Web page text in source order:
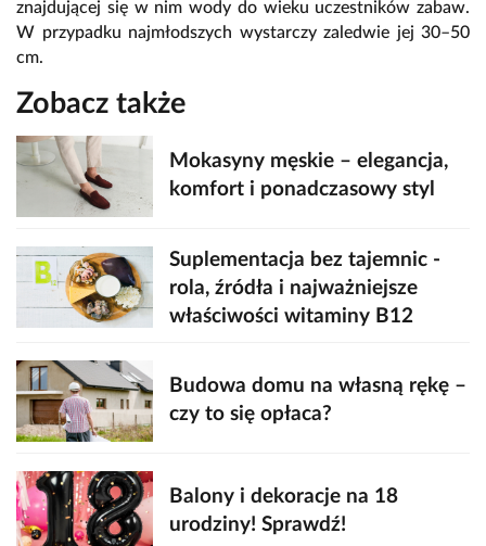
znajdującej się w nim wody do wieku uczestników zabaw.
W przypadku najmłodszych wystarczy zaledwie jej 30–50
cm.
Zobacz także
Mokasyny męskie – elegancja,
komfort i ponadczasowy styl
Suplementacja bez tajemnic -
rola, źródła i najważniejsze
właściwości witaminy B12
Budowa domu na własną rękę –
czy to się opłaca?
Balony i dekoracje na 18
urodziny! Sprawdź!